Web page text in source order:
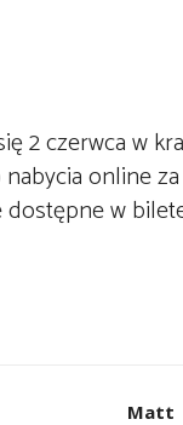
2 czerwca w
online
w
Matt